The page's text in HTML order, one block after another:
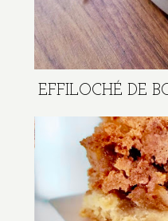
EFFILOCHÉ DE